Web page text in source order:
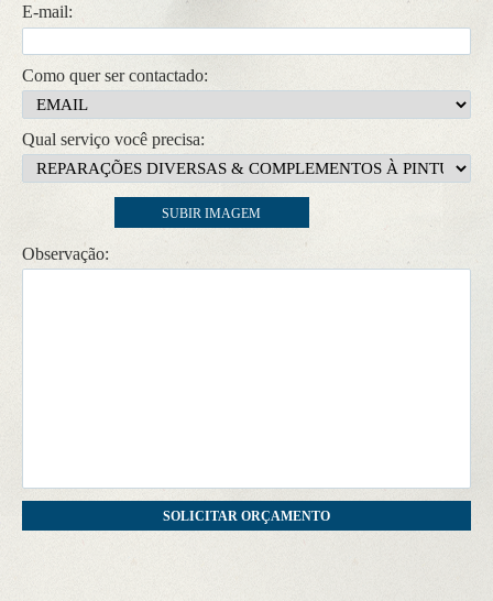
E-mail:
Como quer ser contactado:
Qual serviço você precisa:
Anexar foto:
SUBIR IMAGEM
Observação: